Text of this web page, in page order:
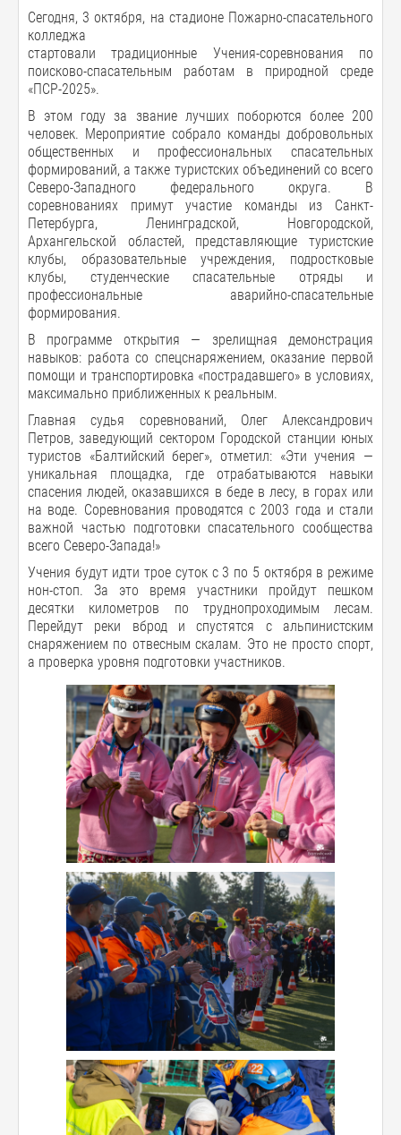
Сегодня, 3 октября, на стадионе Пожарно-спасательного
колледжа
стартовали традиционные Учения-соревнования по
поисково-спасательным работам в природной среде
«ПСР-2025».
В этом году за звание лучших поборются более 200
человек. Мероприятие собрало команды добровольных
общественных и профессиональных спасательных
формирований, а также туристских объединений со всего
Северо-Западного федерального округа. В
соревнованиях примут участие команды из Санкт-
Петербурга, Ленинградской, Новгородской,
Архангельской областей, представляющие туристские
клубы, образовательные учреждения, подростковые
клубы, студенческие спасательные отряды и
профессиональные аварийно-спасательные
формирования.
В программе открытия — зрелищная демонстрация
навыков: работа со спецснаряжением, оказание первой
помощи и транспортировка «пострадавшего» в условиях,
максимально приближенных к реальным.
Главная судья соревнований, Олег Александрович
Петров, заведующий сектором Городской станции юных
туристов «Балтийский берег», отметил: «Эти учения —
уникальная площадка, где отрабатываются навыки
спасения людей, оказавшихся в беде в лесу, в горах или
на воде. Соревнования проводятся с 2003 года и стали
важной частью подготовки спасательного сообщества
всего Северо-Запада!»
Учения будут идти трое суток с 3 по 5 октября в режиме
нон-стоп. За это время участники пройдут пешком
десятки километров по труднопроходимым лесам.
Перейдут реки вброд и спустятся с альпинистским
снаряжением по отвесным скалам. Это не просто спорт,
а проверка уровня подготовки участников.